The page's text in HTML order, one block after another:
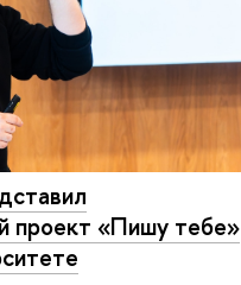
проект «Пишу тебе»